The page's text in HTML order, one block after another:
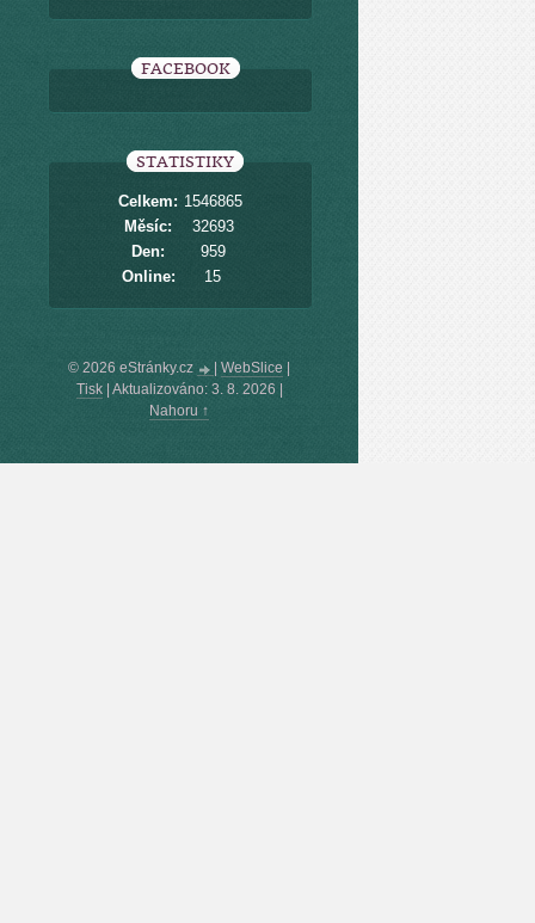
FACEBOOK
STATISTIKY
Online: 15
Celkem: 1546865
Měsíc:
32693
Den:
959
© 2026 eStránky.cz WebSlice
Tisk| Aktualizováno: 3. 8. 2026
Nahoru ↑